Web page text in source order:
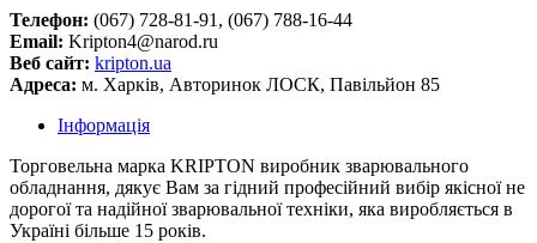
Телефон: (067) 728-81-91, (067) 788-16-44
Email: Kripton4@narod.ru
Веб сайт: kripton.ua
Адреса: м. Харків, Авторинок ЛОСК, Павільйон 85
Інформація
Торговельна марка KRIPTON виробник зварювального
обладнання, дякує Вам за гідний професійний вибір якісної не
дорогої та надійної зварювальної техніки, яка виробляється в
Україні більше 15 років.